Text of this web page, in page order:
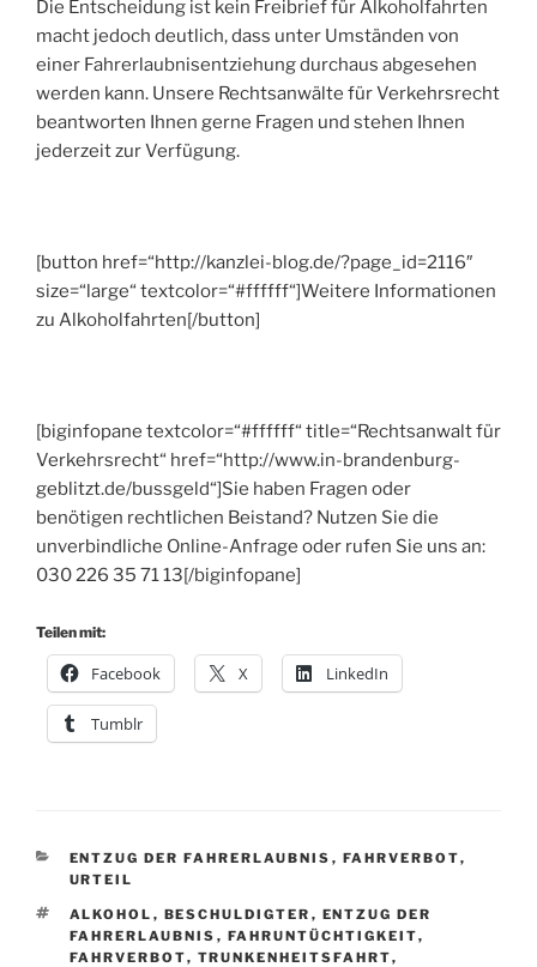
Die Entscheidung ist kein Freibrief für Alkoholfahrten
macht jedoch deutlich, dass unter Umständen von
einer Fahrerlaubnisentziehung durchaus abgesehen
werden kann. Unsere Rechtsanwälte für Verkehrsrecht
beantworten Ihnen gerne Fragen und stehen Ihnen
jederzeit zur Verfügung.
[button href=“http://kanzlei-blog.de/?page_id=2116″
size=“large“ textcolor=“#ffffff“]Weitere Informationen
zu Alkoholfahrten[/button]
[biginfopane textcolor=“#ffffff“ title=“Rechtsanwalt für
Verkehrsrecht“ href=“http://www.in-brandenburg-
geblitzt.de/bussgeld“]Sie haben Fragen oder
benötigen rechtlichen Beistand? Nutzen Sie die
unverbindliche Online-Anfrage oder rufen Sie uns an:
030 226 35 71 13[/biginfopane]
Teilen mit:
Facebook X LinkedIn
Tumblr
KATEGORIEN
ENTZUG DER FAHRERLAUBNIS , FAHRVERBOT,
URTEIL
SCHLAGWÖRTER
ALKOHOL , BESCHULDIGTER , ENTZUG DER
FAHRERLAUBNIS , FAHRUNTÜCHTIGKEIT,
FAHRVERBOT, TRUNKENHEITSFAHRT,